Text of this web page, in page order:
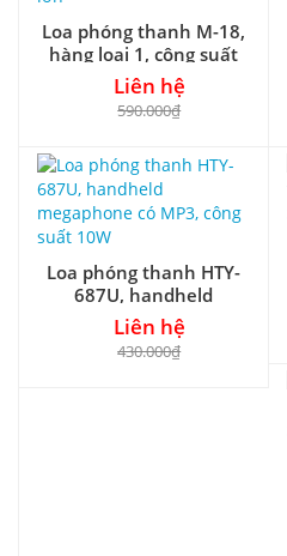
Loa phóng thanh M-18,
hàng loại 1, công suất
cực lớn
Liên hệ
590.000₫
Loa phóng thanh HTY-
687U, handheld
megaphone có MP3,
công suất 10W
Liên hệ
430.000₫